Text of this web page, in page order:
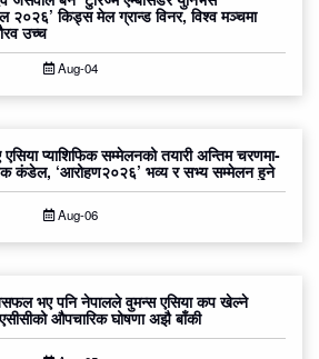
२०२६’ किड्स मेल ग्रान्ड विनर, विश्व मञ्चमा
उच्च
Aug-04
प्याशिफिक सम्मेलनको तयारी अन्तिम चरणमा-
कंडेल, ‘आरोहण२०२६’ भव्य र सभ्य सम्मेलन हुने
Aug-06
भए पनि नेपालले वुमन्स एसिया कप खेल्ने
औपचारिक घोषणा अझै बाँकी